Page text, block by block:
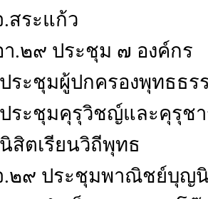
.สระแก้ว
า.๒๙ ประชุม ๗ องค์กร
ระชุมผู้ปกครองพุทธธร
ระชุมคุรุวิชญ์และคุรุช
สิตเรียนวิถีพุทธ
.๒๙ ประชุมพาณิชย์บุญ